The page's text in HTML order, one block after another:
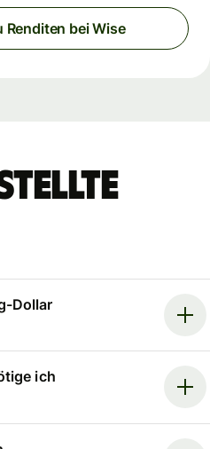
Renditen bei Wise
Dollar
ich